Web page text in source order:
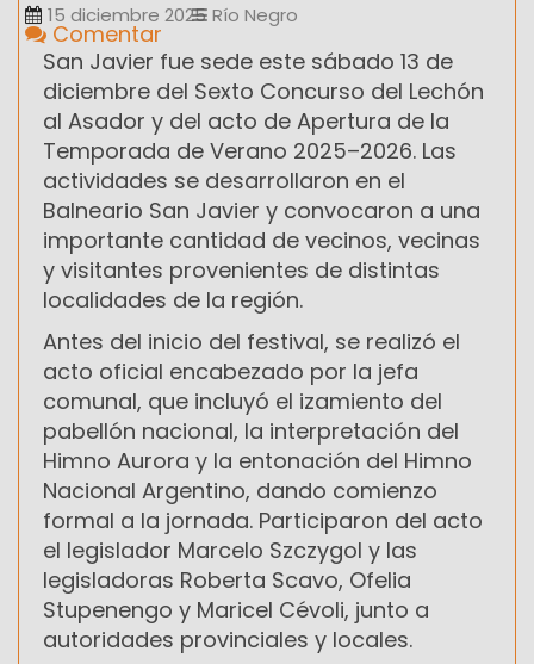
15 diciembre 2025 Río Negro
Comentar
San Javier fue sede este sábado 13 de
diciembre del Sexto Concurso del Lechón
al Asador y del acto de Apertura de la
Temporada de Verano 2025–2026. Las
actividades se desarrollaron en el
Balneario San Javier y convocaron a una
importante cantidad de vecinos, vecinas
y visitantes provenientes de distintas
localidades de la región.
Antes del inicio del festival, se realizó el
acto oficial encabezado por la jefa
comunal, que incluyó el izamiento del
pabellón nacional, la interpretación del
Himno Aurora y la entonación del Himno
Nacional Argentino, dando comienzo
formal a la jornada. Participaron del acto
el legislador Marcelo Szczygol y las
legisladoras Roberta Scavo, Ofelia
Stupenengo y Maricel Cévoli, junto a
autoridades provinciales y locales.